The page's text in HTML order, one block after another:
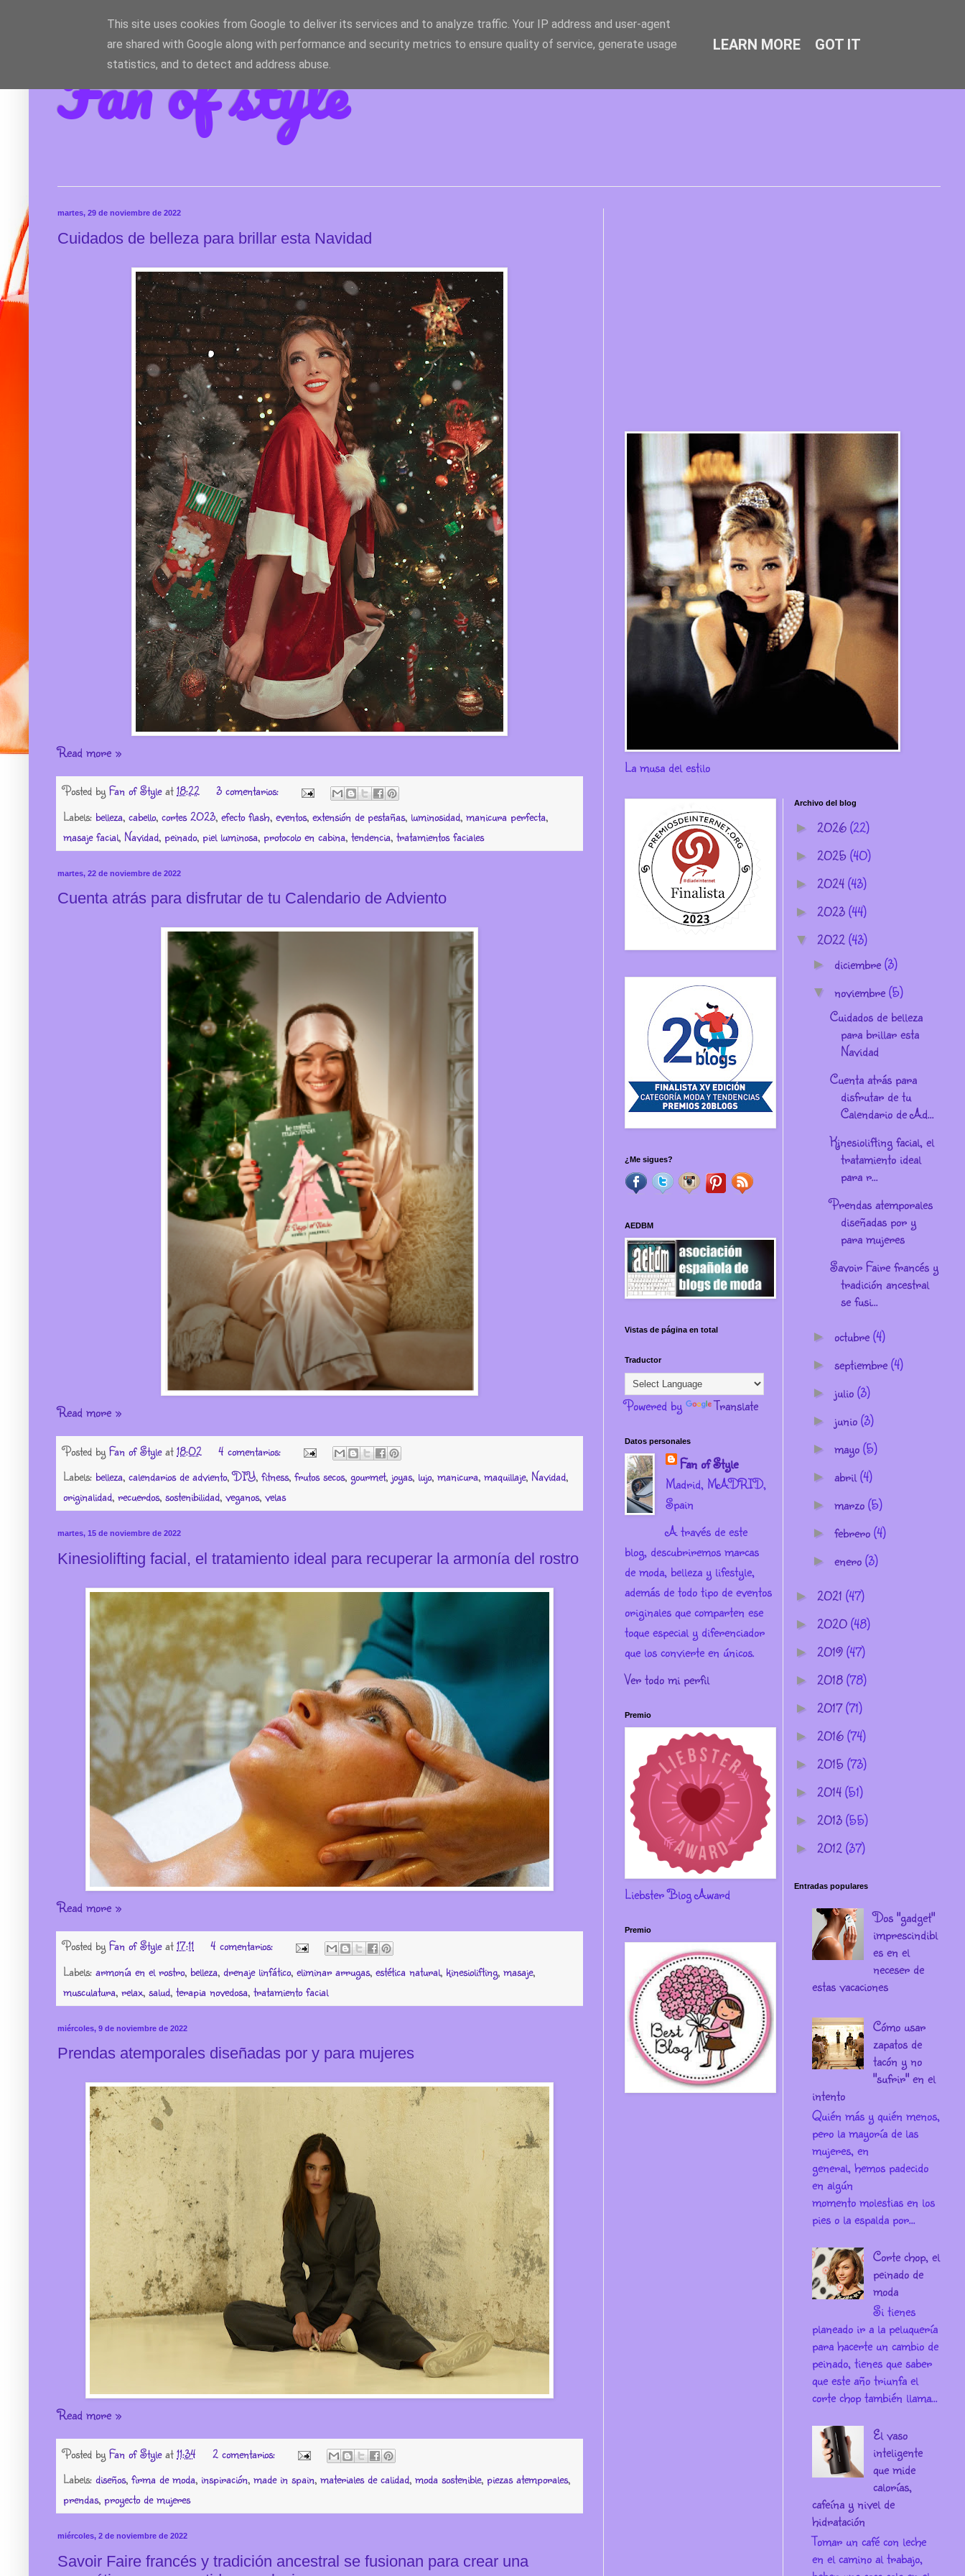
Fan of style
martes, 29 de noviembre de 2022
Cuidados de belleza para brillar esta Navidad
Read more »
Posted by Fan of Style at18:22
3 comentarios:
Labels: belleza, cabello, cortes 2023, efecto flash, eventos, extensión de pestañas, luminosidad, manicura perfecta,
masaje facial, Navidad, peinado, piel luminosa, protocolo en cabina, tendencia, tratamientos faciales
martes, 22 de noviembre de 2022
Cuenta atrás para disfrutar de tu Calendario de Adviento
Read more »
Posted by Fan of Style at18:02
4 comentarios:
Labels: belleza, calendarios de adviento,DIY, fitness, frutos secos, gourmet, joyas, lujo, manicura, maquillaje, Navidad,
originalidad, recuerdos, sostenibilidad, veganos, velas
martes, 15 de noviembre de 2022
Kinesiolifting facial, el tratamiento ideal para recuperar la armonía del rostro
Read more »
Posted by Fan of Style at17:11
4 comentarios:
Labels: armonía en el rostro, belleza, drenaje linfático, eliminar arrugas, estética natural, kinesiolifting, masaje,
musculatura, relax, salud, terapia novedosa, tratamiento facial
miércoles, 9 de noviembre de 2022
Prendas atemporales diseñadas por y para mujeres
Read more »
Posted by Fan of Style at11:34
2 comentarios:
Labels: diseños, firma de moda, inspiración, made in spain, materiales de calidad, moda sostenible, piezas atemporales,
prendas, proyecto de mujeres
miércoles, 2 de noviembre de 2022
Savoir Faire francés y tradición ancestral se fusionan para crear una
La musa del estilo
¿Me sigues?
AEDBM
Vistas de página en total
Traductor
Powered by Translate
Datos personales
Fan of Style
Madrid, MADRID,
Spain
A través de este
blog, descubriremos marcas
de moda, belleza y lifestyle,
además de todo tipo de eventos
originales que comparten ese
toque especial y diferenciador
que los convierte en únicos.
Ver todo mi perfil
Premio
Liebster Blog Award
Premio
Archivo del blog
► 2026(22)
► 2025(40)
► 2024(43)
► 2023(44)
▼ 2022(43)
► diciembre(3)
▼ noviembre(5)
Cuidados de belleza
para brillar esta
Navidad
Cuenta atrás para
disfrutar de tu
Calendario de Ad...
Kinesiolifting facial, el
tratamiento ideal
para r...
Prendas atemporales
diseñadas por y
para mujeres
Savoir Faire francés y
tradición ancestral
se fusi...
► octubre(4)
► septiembre(4)
► julio(3)
► junio(3)
► mayo(5)
► abril(4)
► marzo(5)
► febrero(4)
► enero(3)
► 2021 (47)
► 2020(48)
► 2019(47)
► 2018(78)
► 2017(71)
► 2016(74)
► 2015(73)
► 2014(51)
► 2013(55)
► 2012(37)
Entradas populares
Dos "gadget"
imprescindibl
es en el
neceser de
estas vacaciones
Cómo usar
zapatos de
tacón y no
"sufrir" en el
intento
Quién más y quién menos,
pero la mayoría de las
mujeres, en
general, hemos padecido
en algún
momento molestias en los
pies o la espalda por...
Corte chop, el
peinado de
moda
Si tienes
planeado ir a la peluquería
para hacerte un cambio de
peinado, tienes que saber
que este año triunfa el
corte chop también llama...
El vaso
inteligente
que mide
calorías,
cafeína y nivel de
hidratación
Tomar un café con leche
en el camino al trabajo,
This site uses cookies from Google to deliver its services and to analyze traffic. Your IP address and user-agent
are shared with Google along with performance and security metrics to ensure quality of service, generate usage
statistics, and to detect and address abuse.
LEARN MORE GOT IT